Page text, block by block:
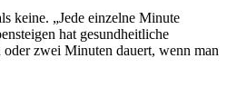
keine. „Jede einzelne Minute
hat gesundheitliche
zwei Minuten dauert, wenn man